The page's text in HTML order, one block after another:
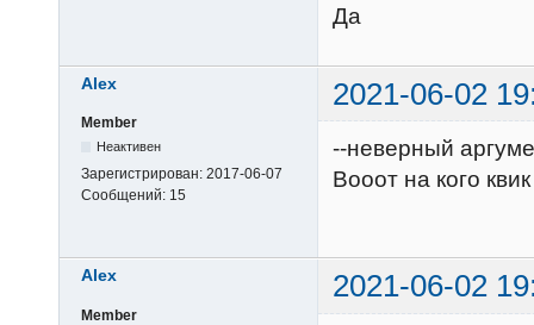
Да
Alex 2021-06-02
Member
Неактивен
Зарегистрирован: 2017-06-07
Сообщений: 15
--неверный
Вооот на кого
Alex 2021-06-02
Member